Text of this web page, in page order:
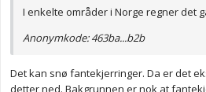
I enkelte områder i Norge regner det
Anonymkode: 463ba...b2b
Det kan snø fantekjerringer. Da er det
detter ned. Bakgrunnen er nok at